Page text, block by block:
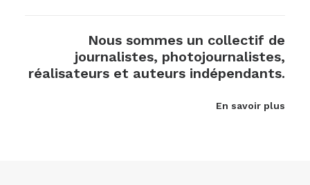
Nous sommes un collectif de
journalistes, photojournalistes,
réalisateurs et auteurs indépendants.
En savoir plus